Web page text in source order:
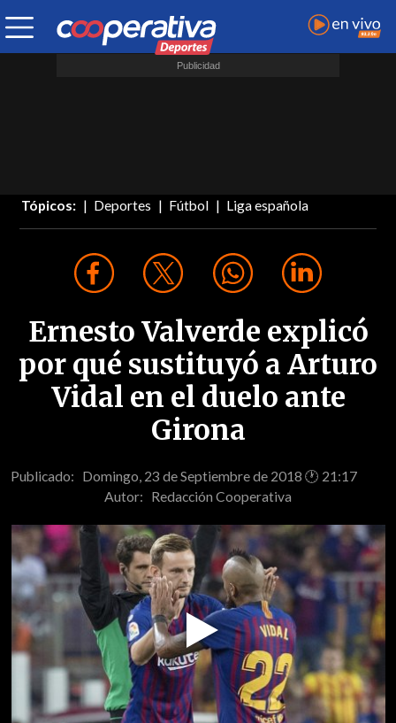
Tópicos: Deportes Fútbol Liga española
Ernesto Valverde explicó
por qué sustituyó a Arturo
Vidal en el duelo ante
Girona
Publicado: Domingo, 23 de Septiembre de 2018 🕐 21:17
Autor: Redacción Cooperativa
Play
Video